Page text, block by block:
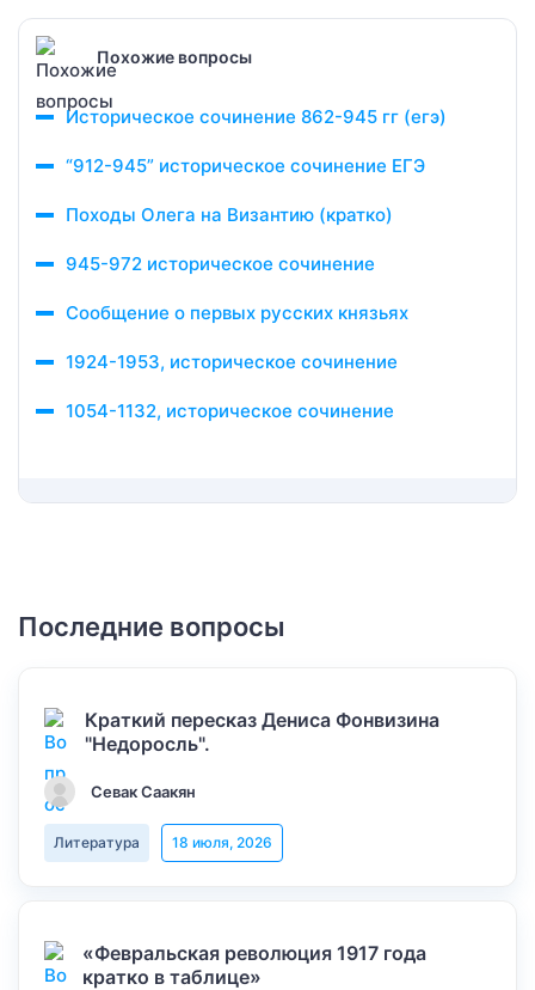
Похожие вопросы
Историческое сочинение 862-945 гг (егэ)
“912-945” историческое сочинение ЕГЭ
Походы Олега на Византию (кратко)
945-972 историческое сочинение
Сообщение о первых русских князьях
1924-1953, историческое сочинение
1054-1132, историческое сочинение
Последние вопросы
Краткий пересказ Дениса Фонвизина
"Недоросль".
Севак Саакян
Литература 18 июля, 2026
«Февральская революция 1917 года
кратко в таблице»